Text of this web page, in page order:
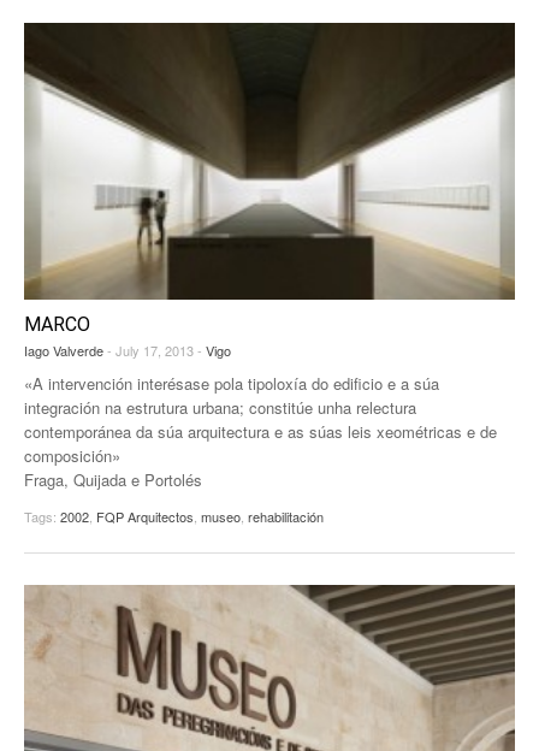
MARCO
Iago Valverde- July 17, 2013 - Vigo
«A intervención interésase pola tipoloxía do edificio e a súa
integración na estrutura urbana; constitúe unha relectura
contemporánea da súa arquitectura e as súas leis xeométricas e de
composición»
Fraga, Quijada e Portolés
Tags: 2002 FQP Arquitectos museo rehabilitación